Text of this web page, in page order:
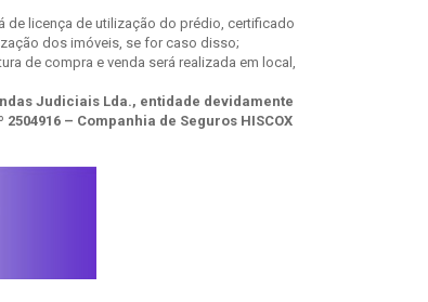
de licença de utilização do prédio, certificado
dos imóveis, se for caso disso;
de compra e venda será realizada em local,
Judiciais Lda., entidade devidamente
– Companhia de Seguros HISCOX